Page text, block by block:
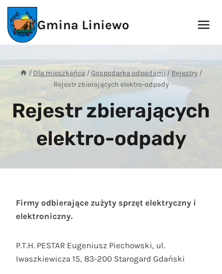
Przejdź
treści
Gmina Liniewo
/ Dla mieszkańca /Gospodarka odpadami / Rejestry /
Rejestr zbierających elektro-odpady
Rejestr zbierających
elektro-odpady
Firmy odbierające zużyty sprzęt elektryczny i
elektroniczny.
P.T.H. PESTAR Eugeniusz Piechowski, ul.
Iwaszkiewicza 15, 83-200 Starogard Gdański